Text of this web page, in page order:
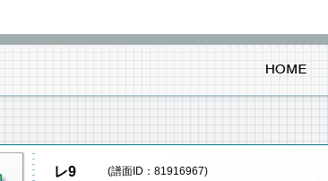
レ9
(譜面ID：81916967)